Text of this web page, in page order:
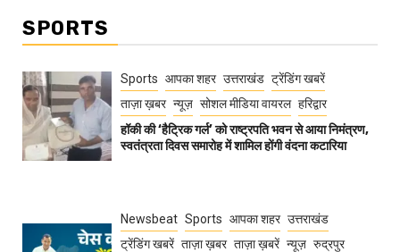
SPORTS
Sports आपका शहर उत्तराखंड ट्रेंडिंग खबरें
ताज़ा ख़बर न्यूज़ सोशल मीडिया वायरल हरिद्वार
हॉकी की ‘हैट्रिक गर्ल’ को राष्ट्रपति भवन से आया निमंत्रण,
स्वतंत्रता दिवस समारोह में शामिल होंगी वंदना कटारिया
Newsbeat Sports आपका शहर उत्तराखंड
ट्रेंडिंग खबरें ताज़ा ख़बर ताज़ा ख़बरें न्यूज़ रुद्रपुर